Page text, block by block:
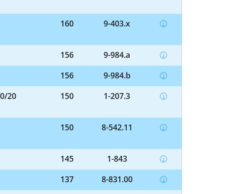
160 9-403.x
156
9-984.a
156
9-984.b
20
150 1-207.3
150 8-542.11
145
1-843
137
8-831.00